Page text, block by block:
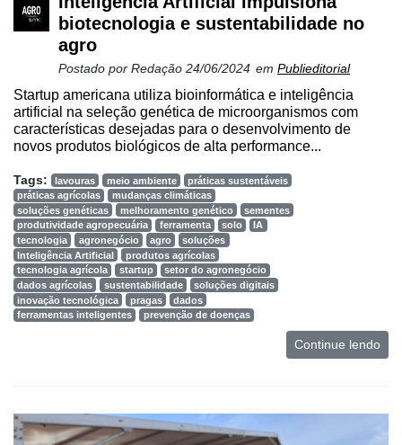
biotecnologia e sustentabilidade no
agro
Postado por Redação 24/06/2024 em Publieditorial
Startup americana utiliza bioinformática e inteligência
artificial na seleção genética de microorganismos com
características desejadas para o desenvolvimento de
novos produtos biológicos de alta performance...
Tags: lavouras meio ambiente
práticas sustentáveis
práticas agrícolas
mudanças climáticas
soluções genéticas
melhoramento genético
sementes
produtividade agropecuária
ferramenta solo
IA
tecnologia
agronegócio agro
soluções
Inteligência Artificial
produtos agrícolas
tecnologia agrícola
startup
setor do agronegócio
dados agrícolas
sustentabilidade
soluções digitais
inovação tecnológica
pragas
dados
ferramentas inteligentes
prevenção de doenças
Continue lendo